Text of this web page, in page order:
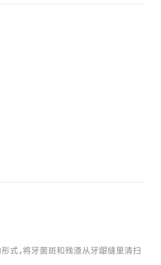
式，将牙菌斑和残渣从牙龈缝里清扫